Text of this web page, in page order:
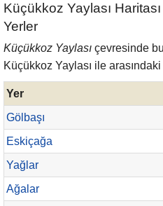
Küçükkoz Yaylası
Yerler
Küçükkoz Yaylası çevresinde
Küçükkoz Yaylası ile
Yer
Gölbaşı
Eskiçağa
Yağlar
Ağalar